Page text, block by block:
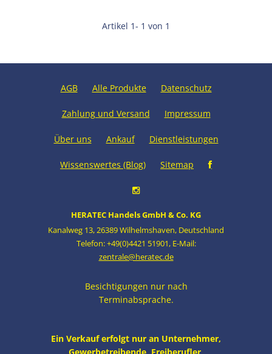
Artikel 1- 1 von 1
AGB Alle Produkte Datenschutz
Zahlung und Versand Impressum
Über uns Ankauf Dienstleistungen
Wissenswertes (Blog) Sitemap
HERATEC Handels GmbH & Co. KG
Kanalweg 13,26389 Wilhelmshaven, Deutschland
Telefon: +49(0)4421 51901, E-Mail:
zentrale@heratec.de
Besichtigungen nur nach
Terminabsprache.
Ein Verkauf erfolgt nur an Unternehmer,